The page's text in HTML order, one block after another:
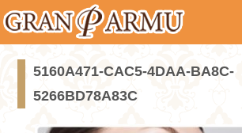
5160A471-CAC5-4DAA-BA8C-
5266BD78A83C